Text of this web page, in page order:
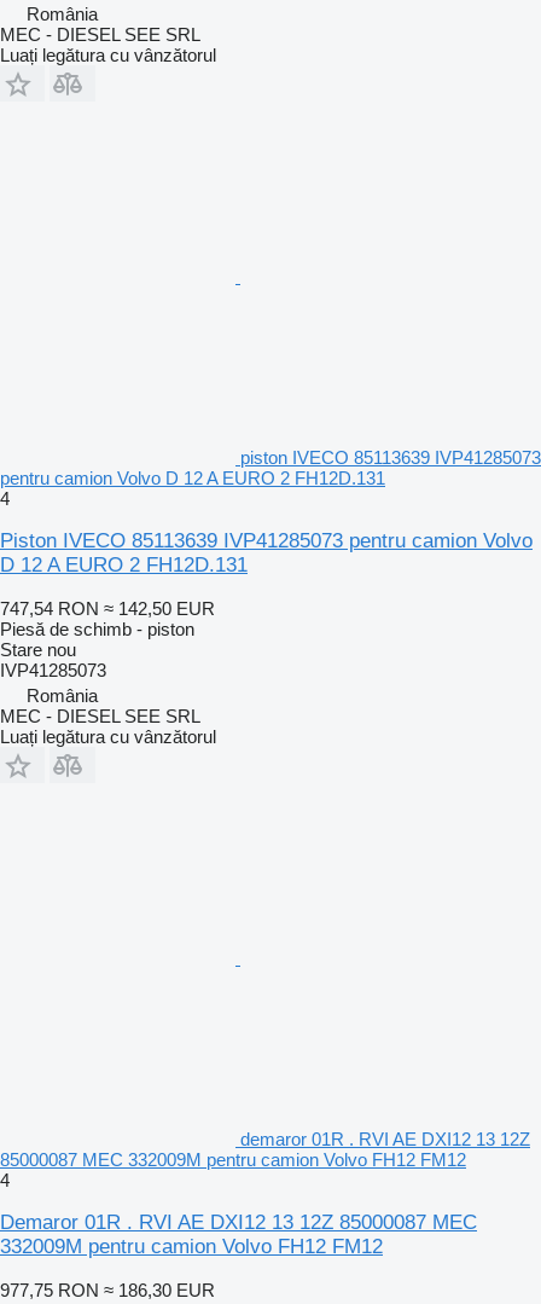
România
MEC - DIESEL SEE SRL
Luați legătura cu vânzătorul
piston IVECO 85113639 IVP41285073
pentru camion Volvo D 12 A EURO 2 FH12D.131
4
Piston IVECO 85113639 IVP41285073 pentru camion Volvo
D 12 A EURO 2 FH12D.131
747,54 RON ≈ 142,50 EUR
Piesă de schimb - piston
Stare nou
IVP41285073
România
MEC - DIESEL SEE SRL
Luați legătura cu vânzătorul
demaror 01R . RVI AE DXI12 13 12Z
85000087 MEC 332009M pentru camion Volvo FH12 FM12
4
Demaror 01R . RVI AE DXI12 13 12Z 85000087 MEC
332009M pentru camion Volvo FH12 FM12
977,75 RON ≈ 186,30 EUR